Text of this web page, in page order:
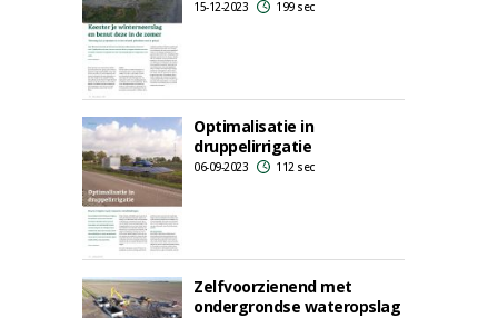
15-12-2023 199 sec
Optimalisatie in
druppelirrigatie
06-09-2023 112 sec
Zelfvoorzienend met
ondergrondse wateropslag